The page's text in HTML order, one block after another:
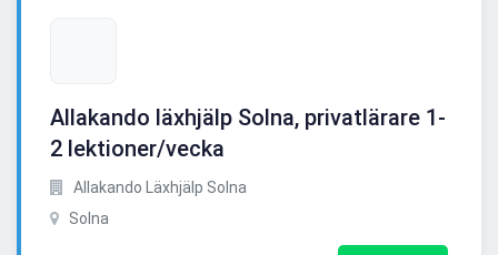
Allakando läxhjälp Solna, privatlärare 1-
2 lektioner/vecka
Allakando Läxhjälp Solna
Solna